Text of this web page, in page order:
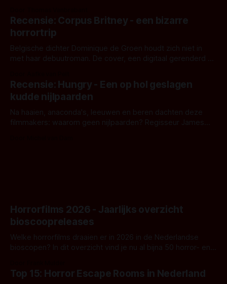
'Skeletons', een nieuwe creature feature waarvoor de
opnames zijn gestart in Australië.
Recensie: Corpus Britney - een bizarre
horrortrip
Belgische dichter Dominique de Groen houdt zich niet in
met haar debuutroman. De cover, een digitaal gerenderd en
achtergrond, belooft iets kleurrijks maar onheilspellends,
iets ongrijpbaars. En dat maakt De Groen met ieder woord
waar.
Recensie: Hungry - Een op hol geslagen
kudde nijlpaarden
Na haaien, anaconda's, leeuwen en beren dachten deze
filmmakers: waarom geen nijlpaarden? Regisseur James
Horrorfilms 2026 - Jaarlijks overzicht
bioscoopreleases
Welke horrorfilms draaien er in 2026 in de Nederlandse
bioscopen? In dit overzicht vind je nu al bijna 50 horror- en
Top 15: Horror Escape Rooms in Nederland